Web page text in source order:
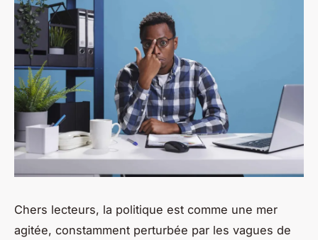
Chers lecteurs, la politique est comme une mer
agitée, constamment perturbée par les vagues de